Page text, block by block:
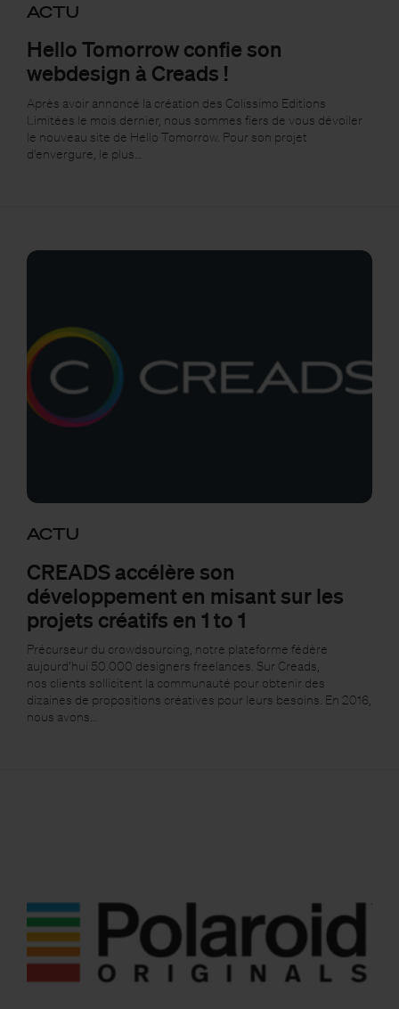
ACTU
Hello Tomorrow confie son
webdesign à Creads !
Après avoir annoncé la création des Colissimo Editions
Limitées le mois dernier, nous sommes fiers de vous dévoiler
le nouveau site de Hello Tomorrow. Pour son projet
d'envergure, le plus…
ACTU
CREADS accélère son
développement en misant sur les
projets créatifs en 1 to 1
Précurseur du crowdsourcing, notre plateforme fédère
aujourd’hui 50.000 designers freelances. Sur Creads,
nos clients sollicitent la communauté pour obtenir des
dizaines de propositions créatives pour leurs besoins. En 2016,
nous avons…